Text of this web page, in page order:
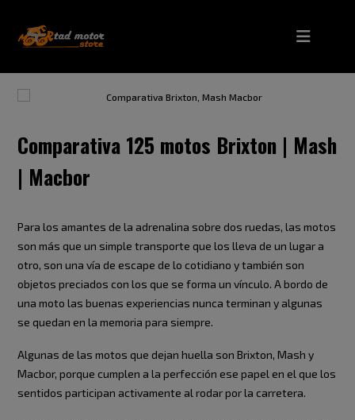
Comparativa 125 motos Brixton | Mash
| Macbor
Para los amantes de la adrenalina sobre dos ruedas, las motos
son más que un simple transporte que los lleva de un lugar a
otro, son una vía de escape de lo cotidiano y también son
objetos preciados con los que se forma un vínculo. A bordo de
una moto las buenas experiencias nunca terminan y algunas
se quedan en la memoria para siempre.
Algunas de las motos que dejan huella son Brixton, Mash y
Macbor, porque cumplen a la perfección ese papel en el que los
sentidos participan activamente al rodar por la carretera.